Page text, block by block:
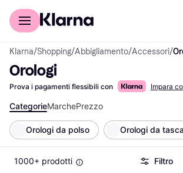
Per il tuo shopping
Klarna/Shopping/Abbigliamento/Accessori/
Orologi
Prova i pagamenti flessibili con Impara
CategorieMarchePrezzo
Orologi da polso Orologi da tasca
1000+ prodotti Filtro